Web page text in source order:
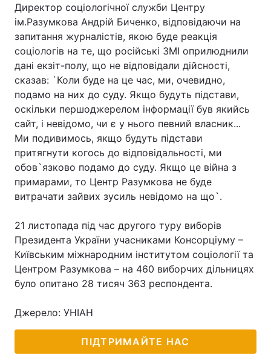
Цікавинки Погода
Екологія Регіони
Лонгріди
Відео з Youtube Статті
Інтерв'ю Думки
Архів Вакансії
Контакти
Послуги
Тема оформлення
Директор соціологічної служби Центру
ім.Разумкова Андрій Биченко, відповідаючи на
запитання журналістів, якою буде реакція
соціологів на те, що російські ЗМІ оприлюднили
дані екзіт-полу, що не відповідали дійсності,
сказав: `Коли буде на це час, ми, очевидно,
подамо на них до суду. Якщо будуть підстави,
оскільки першоджерелом інформації був якийсь
сайт, і невідомо, чи є у нього певний власник...
Ми подивимось, якщо будуть підстави
притягнути когось до відповідальності, ми
обов`язково подамо до суду. Якщо це війна з
примарами, то Центр Разумкова не буде
витрачати зайвих зусиль невідомо на що`.
21 листопада під час другого туру виборів
Президента України учасниками Консорціуму –
Київським міжнародним інститутом соціології та
Центром Разумкова – на 460 виборчих дільницях
було опитано 28 тисяч 363 респондента.
Джерело: УНІАН
ПІДТРИМАЙТЕ НАС